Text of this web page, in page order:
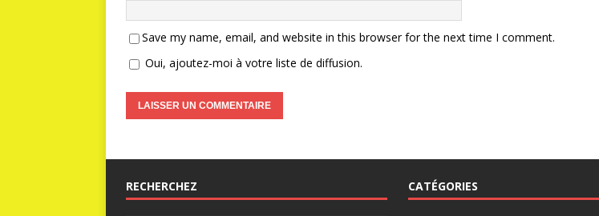
Save my name, email, and website in this browser for the next time I comment.
Oui, ajoutez-moi à votre liste de diffusion.
RECHERCHEZ CATÉGORIES